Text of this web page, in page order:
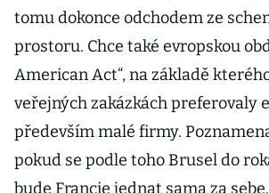
tomu dokonce odchodem ze
prostoru. Chce také evropskou
American Act“, na základě
veřejných zakázkách preferovaly
především malé firmy.
pokud se podle toho Brusel do
bude Francie jednat sama za sebe.